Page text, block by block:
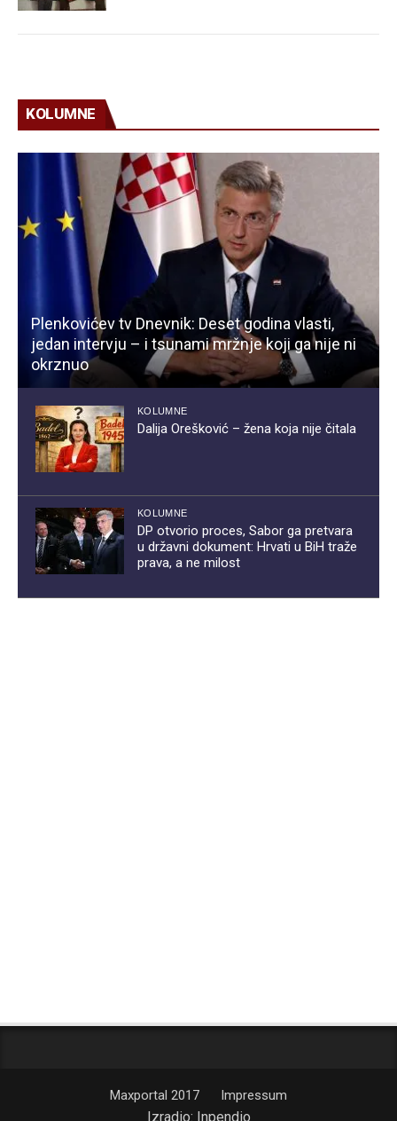
KOLUMNE
Plenkovićev tv Dnevnik: Deset godina vlasti,
jedan intervju – i tsunami mržnje koji ga nije ni
okrznuo
KOLUMNE
Dalija Orešković – žena koja nije čitala
KOLUMNE
DP otvorio proces, Sabor ga pretvara
u državni dokument: Hrvati u BiH traže
prava, a ne milost
Maxportal 2017 Impressum
Izradio: Inpendio